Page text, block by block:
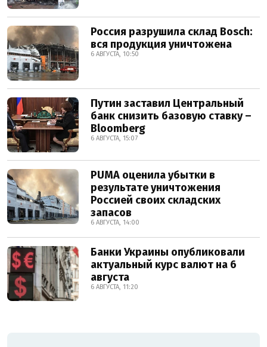
Россия разрушила склад Bosch:
вся продукция уничтожена
6 АВГУСТА, 10:50
Путин заставил Центральный
банк снизить базовую ставку –
Bloomberg
6 АВГУСТА, 15:07
PUMA оценила убытки в
результате уничтожения
Россией своих складских
запасов
6 АВГУСТА, 14:00
Банки Украины опубликовали
актуальный курс валют на 6
августа
6 АВГУСТА, 11:20